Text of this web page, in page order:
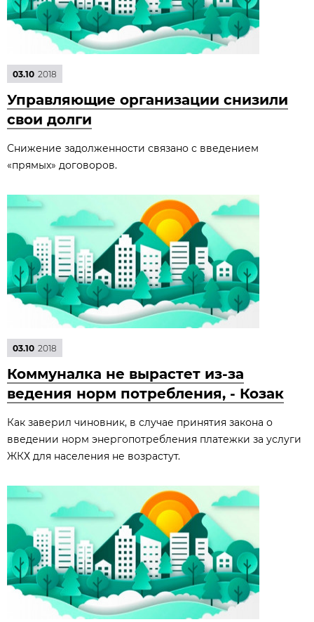
03.10 2018
Управляющие организации снизили
свои долги
Снижение задолженности связано с введением
«прямых» договоров.
03.10 2018
Коммуналка не вырастет из-за
ведения норм потребления, - Козак
Как заверил чиновник, в случае принятия закона о
введении норм энергопотребления платежки за услуги
ЖКХ для населения не возрастут.